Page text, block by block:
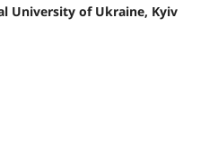
University of Ukraine, Kyiv